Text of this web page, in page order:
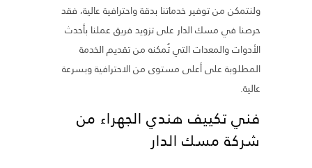
ولنتمكن من توفير خدماتنا بدقة واحترافية عالية، فقد
حرصنا في مسك الدار على تزويد فريق عملنا بأحدث
الأدوات والمعدات التي تُمكنه من تقديم الخدمة
المطلوبة على أعلى مستوى من الاحترافية وبسرعة
عالية.
فني تكييف هندي الجهراء من
شركة مسك الدار